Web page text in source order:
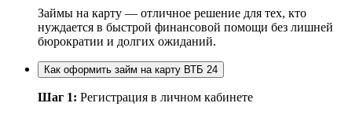
Займы на карту — отличное решение для тех, кто
нуждается в быстрой финансовой помощи без лишней
бюрократии и долгих ожиданий.
Как оформить займ на карту ВТБ 24
Шаг 1: Регистрация в личном кабинете